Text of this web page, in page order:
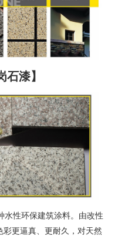
石漆】
性环保建筑涂料。由改性
更逼真、更耐久，对天然